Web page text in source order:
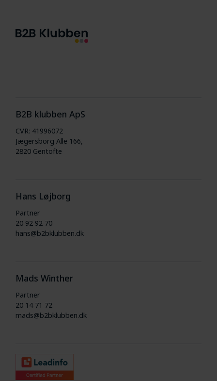
B2B klubben ApS
CVR: 41996072
Jægersborg Alle 166,
2820 Gentofte
Hans Løjborg
Partner
20 92 92 70
hans@b2bklubben.dk
Mads Winther
Partner
20 14 71 72
mads@b2bklubben.dk